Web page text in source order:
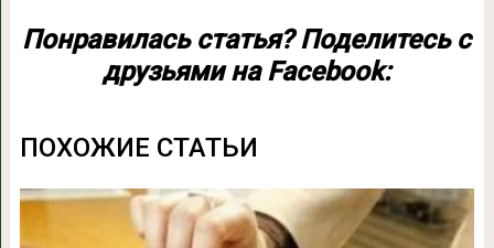
Понравилась статья? Поделитесь с
друзьями на Facebook:
ПОХОЖИЕ СТАТЬИ